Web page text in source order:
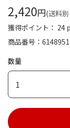
2,420円(送料
獲得ポイント： 24
商品番号
数量
1